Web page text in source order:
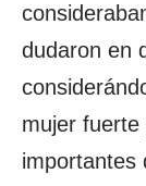
dudaron en
mujer
importantes